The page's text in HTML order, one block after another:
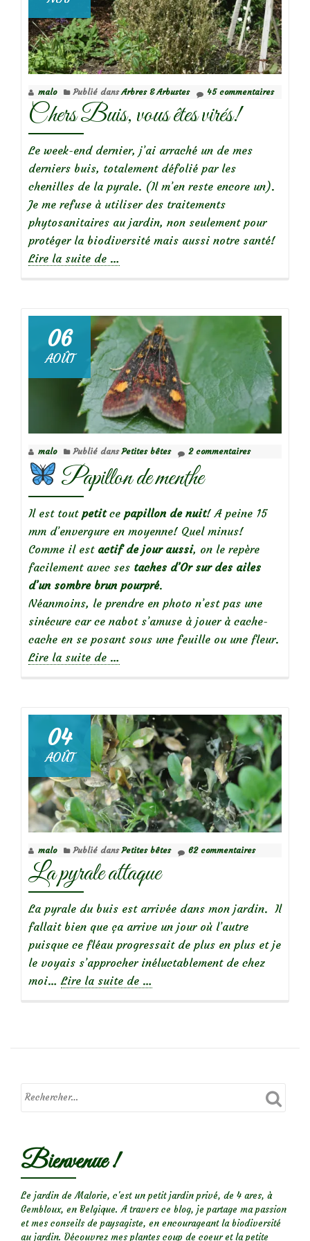
malo Publié dansArbres & Arbustes 45 commentaires
Chers Buis, vous êtes virés!
Le week-end dernier, j’ai arraché un de mes
derniers buis, totalement défolié par les
chenilles de la pyrale. (Il m’en reste encore un).
Je me refuse à utiliser des traitements
phytosanitaires au jardin, non seulement pour
protéger la biodiversité mais aussi notre santé!
Lire la suite de
vous
êtes
virés!
…
06
AOÛT
malo Publié dansPetites bêtes 2 commentaires
Papillon de menthe
Il est tout petitce papillon de nuit! A peine 15
mm d’envergure en moyenne! Quel minus!
Comme il estactif de jour aussi, on le repère
facilement avec ses taches d’Or sur des ailes
d’un sombre brun pourpré.
Néanmoins, le prendre en photo n’est pas une
sinécure car ce nabot s’amuse à jouer à cache-
cache en se posant sous une feuille ou une fleur.
Lire la suite de
Papillon
de
menthe
…
04
AOÛT
malo Publié dansPetites bêtes 62 commentaires
La pyrale attaque
La pyrale du buis est arrivée dans mon jardin. Il
fallait bien que ça arrive un jour où l’autre
puisque ce fléau progressait de plus en plus et je
le voyais s’approcher inéluctablement de chez
moi… Lire la suite de à
attaque
…
Bienvenue !
Le jardin de Malorie, c'est un petit jardin privé, de 4 ares, à
Gembloux, en Belgique. A travers ce blog, je partage ma passion
et mes conseils de paysagiste, en encourageant la biodiversité
au jardin. Découvrez mes plantes coup de coeur et la petite